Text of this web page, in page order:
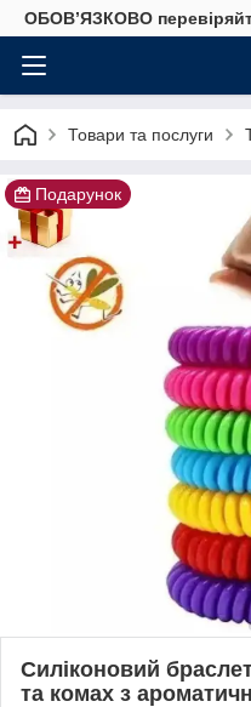
ОБОВ’ЯЗКОВО
Товари та послуги
Подарунок
Силіконовий
та комах з